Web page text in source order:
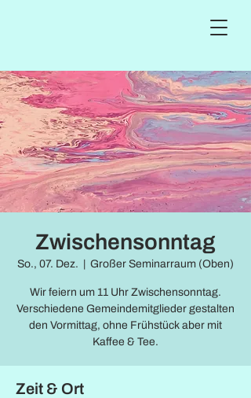
Zwischensonntag
So., 07. Dez. Großer Seminarraum (Oben)
Wir feiern um 11 Uhr Zwischensonntag.
Verschiedene Gemeindemitglieder gestalten
den Vormittag, ohne Frühstück aber mit
Kaffee & Tee.
Zeit & Ort